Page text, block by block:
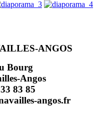
ANGOS
Bourg
Angos
83 85
angos.fr